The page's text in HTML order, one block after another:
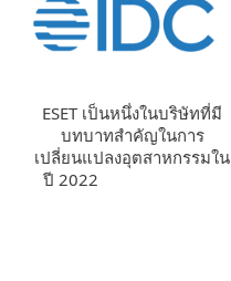
ESET เป็นหนึ่งในบริษัทที่มี
บทบาทสำคัญในการ
เปลี่ยนแปลงอุตสาหกรรมใน
ปี 2022